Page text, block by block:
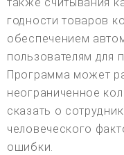
годности товаров
обеспечением
пользователям для
Программа может
неограниченное
сказать о
человеческого
ошибки.